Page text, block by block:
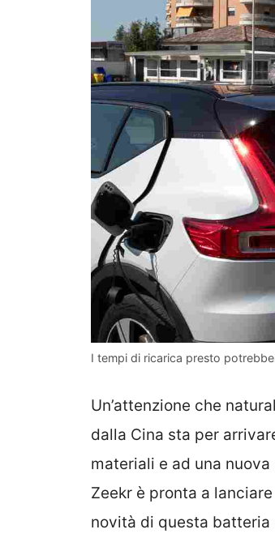
I tempi di ricarica presto
Un’attenzione che
dalla Cina sta per
materiali e ad una
Zeekr è pronta a
novità di questa